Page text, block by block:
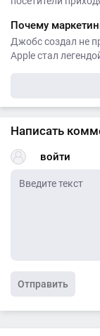
Почему
Джобс создал не
Apple стал
Написать
войти
Отправить